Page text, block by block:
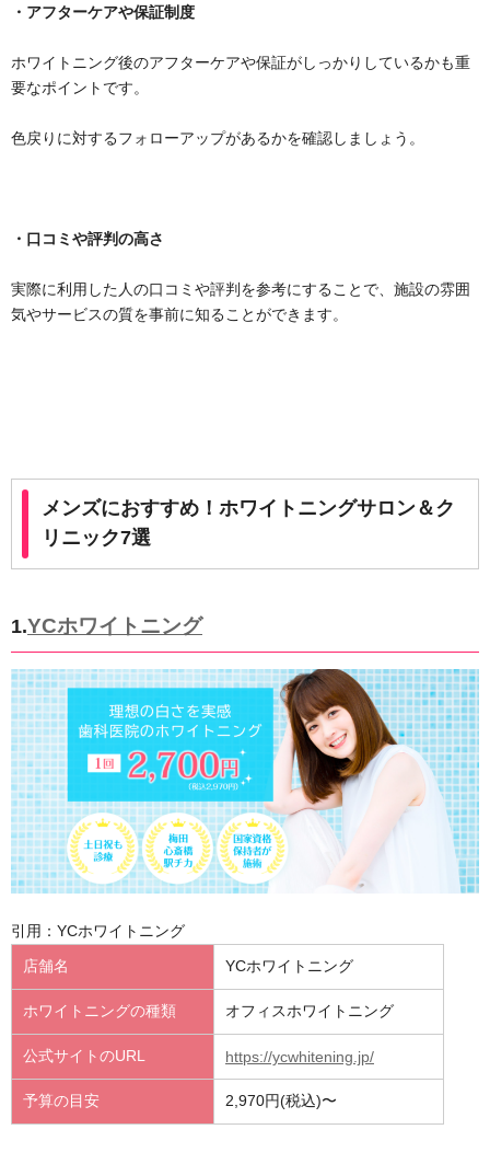
・アフターケアや保証制度
ホワイトニング後のアフターケアや保証がしっかりしているかも重
要なポイントです。
色戻りに対するフォローアップがあるかを確認しましょう。
・口コミや評判の高さ
実際に利用した人の口コミや評判を参考にすることで、施設の雰囲
気やサービスの質を事前に知ることができます。
メンズにおすすめ！ホワイトニングサロン＆ク
リニック7選
1.YCホワイトニング
引用：YCホワイトニング
店舗名 YCホワイトニング
ホワイトニングの種類 オフィスホワイトニング
公式サイトのURL https://ycwhitening.jp/
予算の目安 2,970円(税込)〜